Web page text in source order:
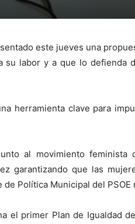
este jueves una
labor y a que lo defienda
herramienta clave para
al movimiento feminista
garantizando que las
Política Municipal del PSOE
el primer Plan de Igualdad